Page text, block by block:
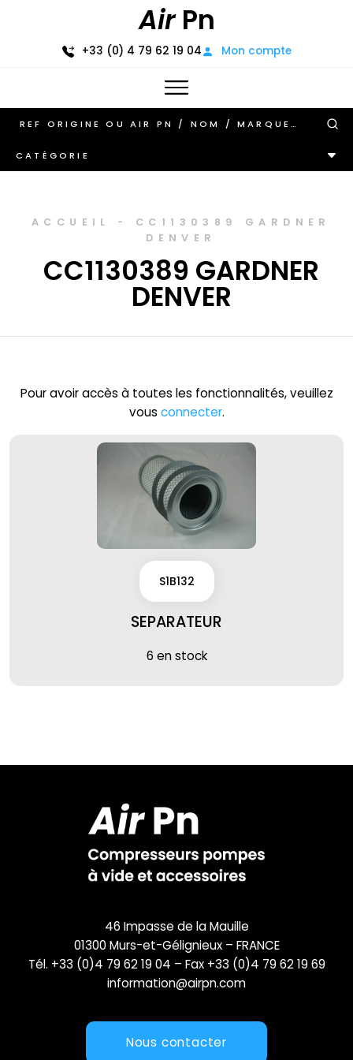
AirPn
+33 (0) 4 79 62 19 04 Mon compte
CATÉGORIE
ACCUEIL - CC1130389 GARDNER
DENVER
CC1130389 GARDNER
DENVER
Pour avoir accès à toutes les fonctionnalités, veuillez
vous connecter.
S1B132
SEPARATEUR
6 en stock
46 Impasse de la Mauille
01300 Murs-et-Gélignieux – FRANCE
Tél. +33 (0)4 79 62 19 04 – Fax +33 (0)4 79 62 19 69
information@airpn.com
Nous contacter